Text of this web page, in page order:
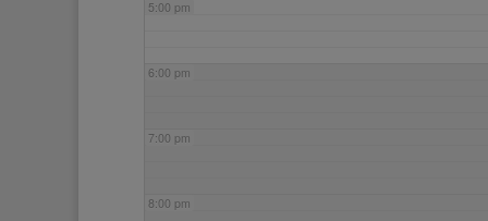
5:00 pm
6:00 pm
7:00 pm
8:00 pm